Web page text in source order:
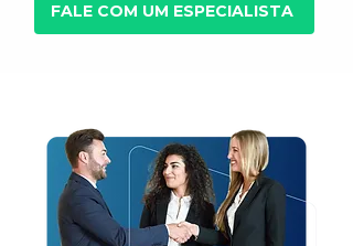
FALE COM UM ESPECIALISTA